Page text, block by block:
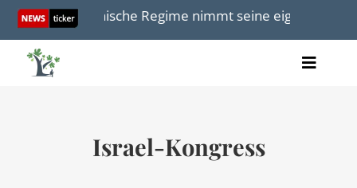
Skip
content
Das iranische Regime nimmt seine eigene
Toggle
Israel-Kongress